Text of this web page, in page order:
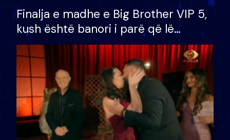
Finalja e madhe e Big Brother VIP 5,
kush është banori i parë që lë
shtëpinë dhe humb mundësinë për
të fituar çmimin e madh